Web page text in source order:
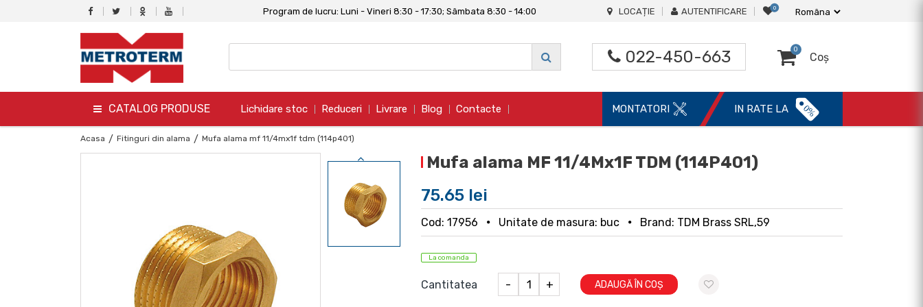
Program de lucru: Luni - Vineri 8:30 - 17:30; Sâmbata 8:30 - 14:00 LOCAȚIE AUTENTIFICARE 0
022-450-663 0
Coș
CATALOG PRODUSE
termo
climatizare
ventilare
Lichidare stoc Reduceri Livrare Blog Contacte MONTATORI IN RATE LA 0%
Acasa / Fitinguri din alama / Mufa alama mf 11/4mx1f tdm (114p401)
Mufa alama MF 11/4Mx1F TDM (114P401)
75.65 lei
Cod: 17956 Unitate de masura: buc Brand: TDM Brass SRL,59
La comanda
Cantitatea - + ADAUGĂ ÎN COȘ